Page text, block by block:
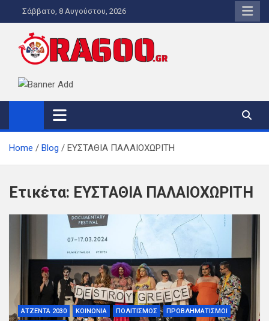
to
content
Σάββατο, 8 Αυγούστου, 2026
ORA600.GR
Η ΑΛΗΘΙΝΗ ΩΡΑ ΕΝΗΜΕΡΩΣΗΣ
Home Blog ΕΥΣΤΑΘΙΑ ΠΑΛΑΙΟΧΩΡΙΤΗ
Ετικέτα: ΕΥΣΤΑΘΙΑ ΠΑΛΑΙΟΧΩΡΙΤΗ
ΑΤΖΕΝΤΑ 2030 ΚΟΙΝΩΝΙΑ ΠΟΛΙΤΙΣΜΟΣ
ΠΡΟΒΛΗΜΑΤΙΣΜΟΙ